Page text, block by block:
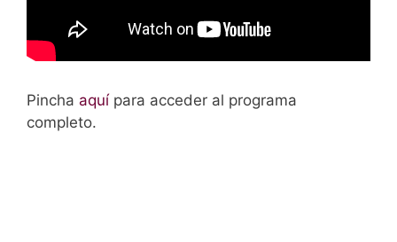
Pincha aquí para acceder al programa
completo.